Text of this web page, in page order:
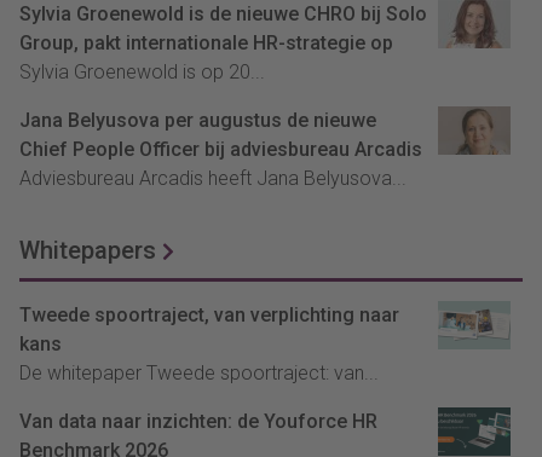
Sylvia Groenewold is de nieuwe CHRO bij Solo
Group, pakt internationale HR-strategie op
Sylvia Groenewold is op 20...
Jana Belyusova per augustus de nieuwe
Chief People Officer bij adviesbureau Arcadis
Adviesbureau Arcadis heeft Jana Belyusova...
Whitepapers
Tweede spoortraject, van verplichting naar
kans
De whitepaper Tweede spoortraject: van...
Van data naar inzichten: de Youforce HR
Benchmark 2026